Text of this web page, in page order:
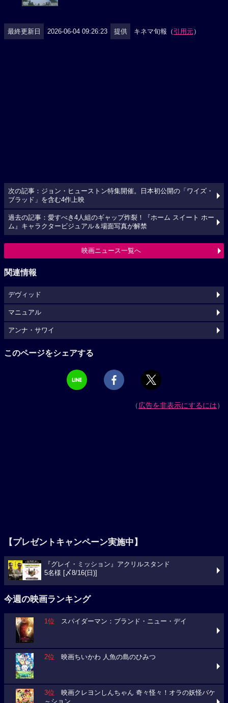
最終更新日 2026-06-04 09:26:23 提供 キネマ旬報（ 引用元）
次の記事：ジョン・ヒューストン特集開催。日本初公開の「ワイズ・
ブラッド」を含む4作上映
過去の記事：愛すべき4人組のギャップ炸裂！『ホーム スイート ホー
ム』キャラクタービジュアル＆場面写真が解禁
映画ニュース一覧へ
関連情報
デヴィッド
マニュアル
アンナ・サワイ
このページをシェアする
（広告を非表示にするには）
【プレゼントキャンペーン実施中】
『グレイ・ミッション』アクリルスタンド
5名様 [〆8/16(日)]
今週の映画ランキング
1位 スパイダーマン：ブランド・ニュー・デイ
2位 映画ちいかわ 人魚の島のひみつ
3位 映画クレヨンしんちゃん 奇々怪々！オラの妖怪バケ